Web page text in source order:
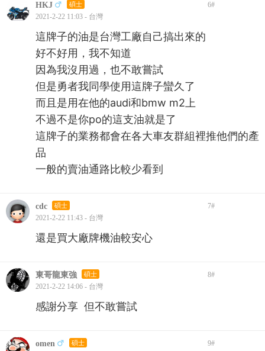
HKJ 碩士 6#
2021-2-22 11:03 - 台灣
這牌子的油是台灣工廠自己搞出來的
好不好用，我不知道
因為我沒用過，也不敢嘗試
但是勇者我同學使用這牌子蠻久了
而且是用在他的audi和bmw m2上
不過不是你po的這支油就是了
這牌子的業務都會在各大車友群組裡推他們的產
品
一般的賣油通路比較少看到
cdc 碩士 7#
2021-2-22 11:43 - 台灣
還是買大廠牌機油較安心
東哥龍東強 碩士 8#
2021-2-22 14:06 - 台灣
感謝分享 但不敢嘗試
omen 碩士 9#